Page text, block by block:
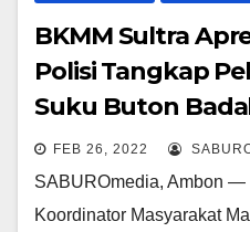
BKMM Sultra
Polisi Tangkap
Suku Buton
FEB 26, 2022
SABUROmedia, Ambon —
Koordinator Masyarakat